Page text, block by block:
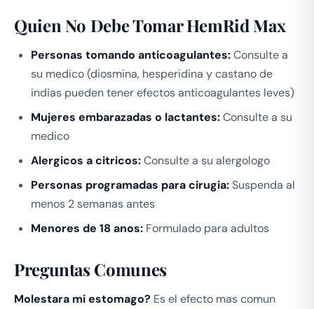
Quien No Debe Tomar HemRid Max
Personas tomando anticoagulantes:Consulte a
su medico (diosmina, hesperidina y castano de
indias pueden tener efectos anticoagulantes leves)
Mujeres embarazadas o lactantes:Consulte a su
medico
Alergicos a citricos:Consulte a su alergologo
Personas programadas para cirugia:Suspenda al
menos 2 semanas antes
Menores de 18 anos: Formulado para adultos
Preguntas Comunes
Molestara mi estomago? Es el efecto mas comun